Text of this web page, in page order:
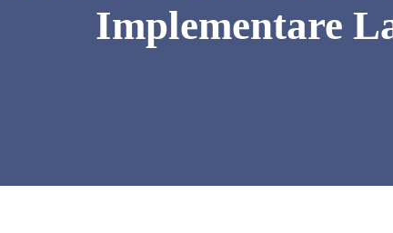
Implementare